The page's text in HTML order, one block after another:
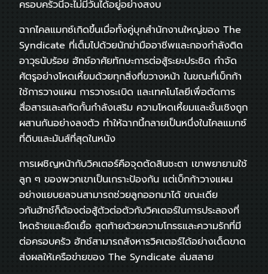
ครอบครัวนี้จะไม่มีวันได้อยู่อย่างสงบ
ฉากไคลแมกซ์เกิดขึ้นเมื่อทั้งคู่บุกสำนักงานใหญ่ของ The
Syndicate ที่เต็มไปด้วยนักฆ่ามืออาชีพและกองกำลังติด
อาวุธนับร้อย ฮัทช์อาศัยทักษะการต่อสู้ระยะประชิด กำจัด
ศัตรูอย่างโหดเหี้ยมด้วยทุกสิ่งที่ขวางหน้า ในขณะที่เบ็กก้า
ใช้การวางแผน การวางระเบิด และเทคโนโลยีเพื่อตัดการ
สื่อสารและสกัดกั้นกำลังเสริม ความโหดเหี้ยมและชั้นเชิงถูก
ผสานกันอย่างลงตัว ทำให้ฉากนี้กลายเป็นหนึ่งในไคลแมกซ์
ที่ดิบและมันส์ที่สุดในหนัง
การเผชิญหน้ากับวิคเตอร์คือจุดตัดสินชะตา เขาพยายามใช้
ลูก ๆ ของพวกเขาเป็นเกราะป้องกัน แต่เบ็กก้าวางแผน
อย่างแยบยลจนสามารถช่วยลูกออกมาได้ ขณะเดีย
วกันฮัทช์ก็ต้องต่อสู้ตัวต่อตัวกับวิคเตอร์ในการประลองที่
โหดร้ายและยืดเยื้อ สุดท้ายด้วยความโกรธและความรักที่มี
ต่อครอบครัว ฮัทช์สามารถสังหารวิคเตอร์ได้อย่างเด็ดขาด
ส่งผลให้เครือข่ายของ The Syndicate ล่มสลาย